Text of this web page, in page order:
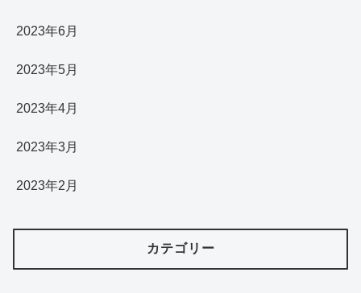
2023年6月
2023年5月
2023年4月
2023年3月
2023年2月
カテゴリー